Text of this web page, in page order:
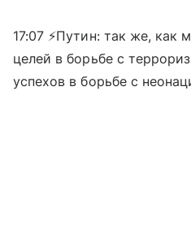
17:07 ⚡️Путин: так же, как
целей в борьбе с
успехов в борьбе с